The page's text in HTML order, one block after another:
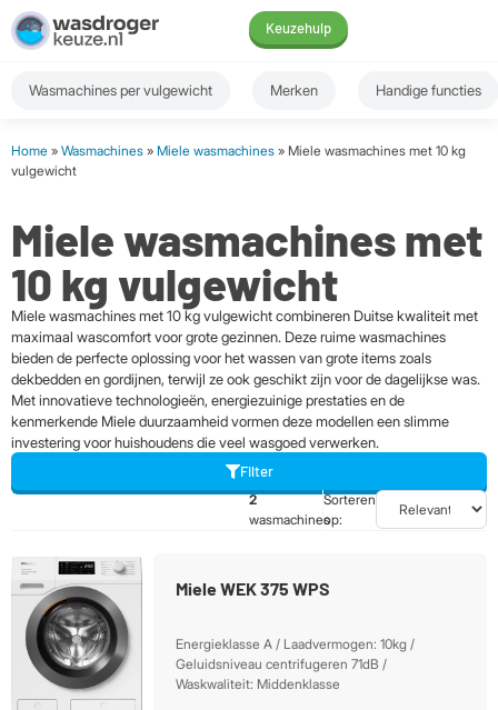
Keuzehulp
Wasmachines per vulgewicht Merken Handige functies
Home » Wasmachines » Miele wasmachines » Miele wasmachines met 10 kg
vulgewicht
Miele wasmachines met
10 kg vulgewicht
Miele wasmachines met 10 kg vulgewicht combineren Duitse kwaliteit met
maximaal wascomfort voor grote gezinnen. Deze ruime wasmachines
bieden de perfecte oplossing voor het wassen van grote items zoals
dekbedden en gordijnen, terwijl ze ook geschikt zijn voor de dagelijkse was.
Met innovatieve technologieën, energiezuinige prestaties en de
kenmerkende Miele duurzaamheid vormen deze modellen een slimme
investering voor huishoudens die veel wasgoed verwerken.
Filter
2
wasmachines
Sorteren
op:
Miele WEK 375 WPS
Energieklasse A / Laadvermogen: 10kg /
Geluidsniveau centrifugeren 71dB /
Waskwaliteit: Middenklasse